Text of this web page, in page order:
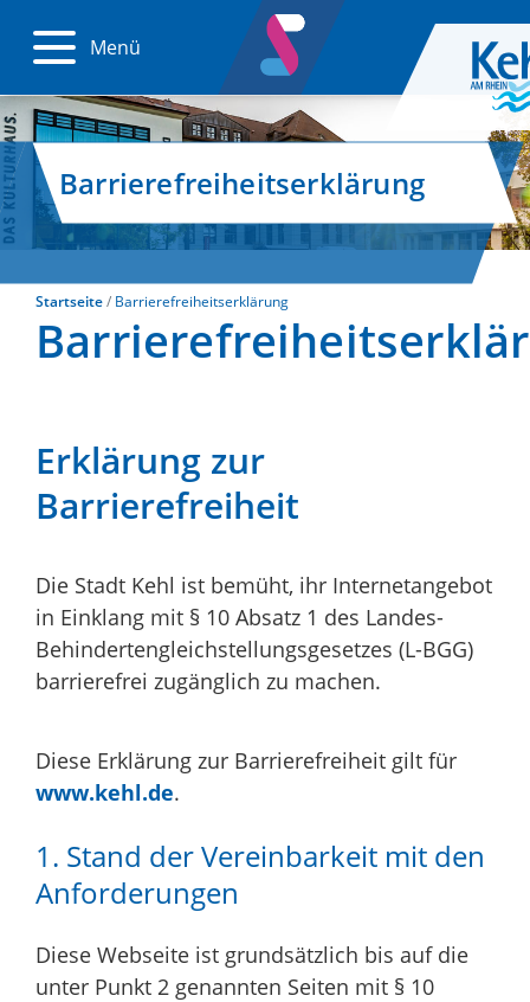
Menü
Barrierefreiheitserklärung
Startseite Barrierefreiheitserklärung
Erklärung zur
Barrierefreiheit
Die Stadt Kehl ist bemüht, ihr Internetangebot
in Einklang mit § 10 Absatz 1 des Landes-
Behindertengleichstellungsgesetzes (L-BGG)
barrierefrei zugänglich zu machen.
Diese Erklärung zur Barrierefreiheit gilt für
www.kehl.de.
1. Stand der Vereinbarkeit mit den
Anforderungen
Diese Webseite ist grundsätzlich bis auf die
unter Punkt 2 genannten Seiten mit § 10